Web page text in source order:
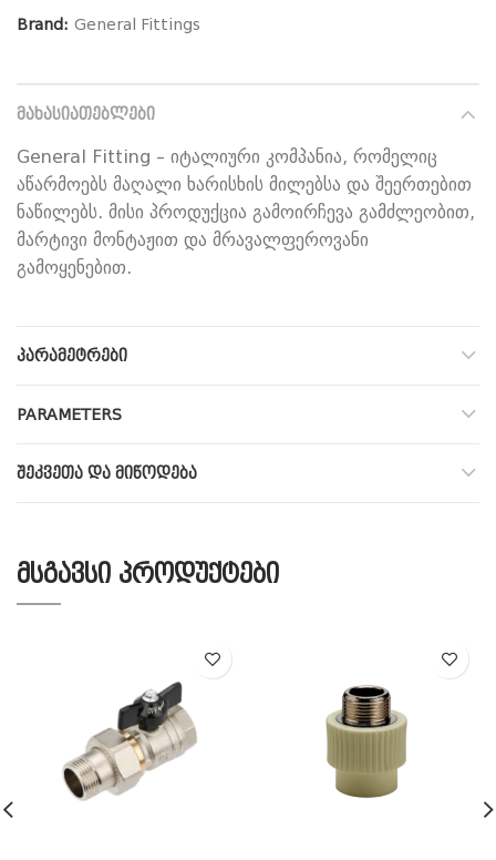
Brand: General Fittings
ᲛᲐᲮᲐᲡᲘᲐᲗᲔᲑᲚᲔᲑᲘ
General Fitting – იტალიური კომპანია, რომელიც
აწარმოებს მაღალი ხარისხის მილებსა და შეერთებით
ნაწილებს. მისი პროდუქცია გამოირჩევა გამძლეობით,
მარტივი მონტაჟით და მრავალფეროვანი
გამოყენებით.
ᲞᲐᲠᲐᲛᲔᲢᲠᲔᲑᲘ
PARAMETERS
ᲨᲔᲙᲕᲔᲗᲐ ᲓᲐ ᲛᲘᲬᲝᲓᲔᲑᲐ
ᲛᲡᲒᲐᲕᲡᲘ ᲞᲠᲝᲓᲣᲥᲢᲔᲑᲘ